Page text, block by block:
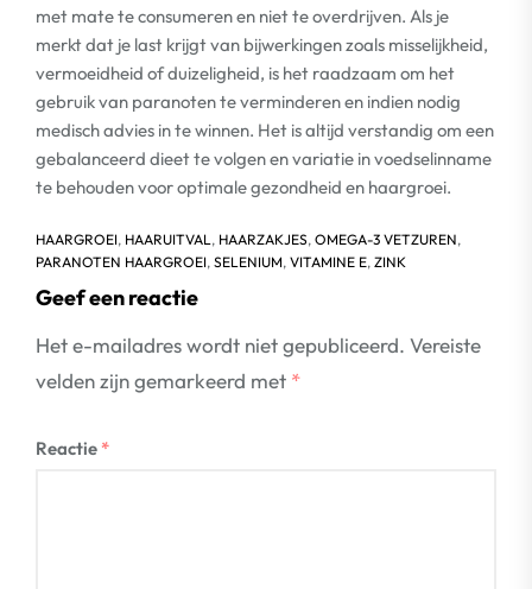
met mate te consumeren en niet te overdrijven. Als je
merkt dat je last krijgt van bijwerkingen zoals misselijkheid,
vermoeidheid of duizeligheid, is het raadzaam om het
gebruik van paranoten te verminderen en indien nodig
medisch advies in te winnen. Het is altijd verstandig om een
gebalanceerd dieet te volgen en variatie in voedselinname
te behouden voor optimale gezondheid en haargroei.
HAARGROEI, HAARUITVAL, HAARZAKJES, OMEGA-3 VETZUREN,
PARANOTEN HAARGROEI, SELENIUM, VITAMINE E, ZINK
Geef een reactie
Het e-mailadres wordt niet gepubliceerd. Vereiste
velden zijn gemarkeerd met *
Reactie *